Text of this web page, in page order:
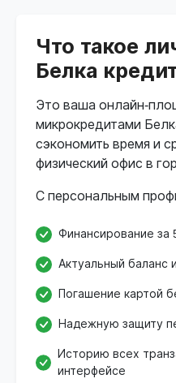
Что такое
Белка
Это ваша онлайн-
микрокредитами
сэкономить время и
физический офис в
С персональным
Финансирование за
Актуальный баланс
Погашение картой
Надежную защиту
Историю всех
интерфейсе